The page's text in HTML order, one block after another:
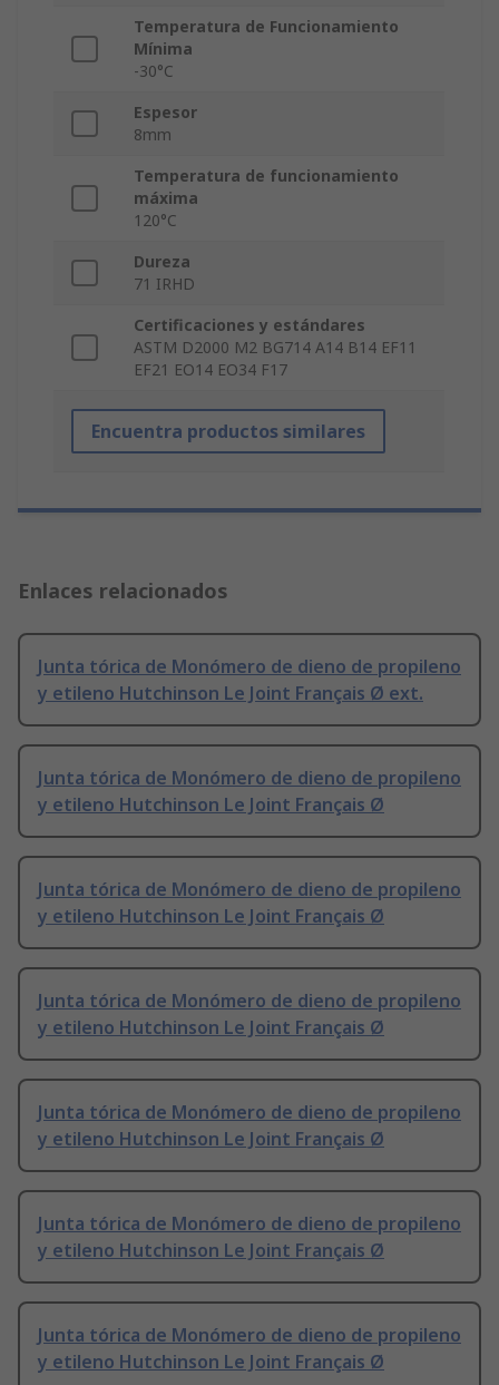
Temperatura de Funcionamiento
Mínima
-30°C
Espesor
8mm
Temperatura de funcionamiento
máxima
120°C
Dureza
71 IRHD
Certificaciones y estándares
ASTM D2000 M2 BG714 A14 B14 EF11
EF21 EO14 EO34 F17
Encuentra productos similares
Enlaces relacionados
Junta tórica de Monómero de dieno de propileno
y etileno Hutchinson Le Joint Français Ø ext.
Junta tórica de Monómero de dieno de propileno
y etileno Hutchinson Le Joint Français Ø
Junta tórica de Monómero de dieno de propileno
y etileno Hutchinson Le Joint Français Ø
Junta tórica de Monómero de dieno de propileno
y etileno Hutchinson Le Joint Français Ø
Junta tórica de Monómero de dieno de propileno
y etileno Hutchinson Le Joint Français Ø
Junta tórica de Monómero de dieno de propileno
y etileno Hutchinson Le Joint Français Ø
Junta tórica de Monómero de dieno de propileno
y etileno Hutchinson Le Joint Français Ø